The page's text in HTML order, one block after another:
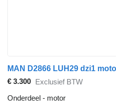
€ 3.300 Exclusief BTW
Onderdeel - motor